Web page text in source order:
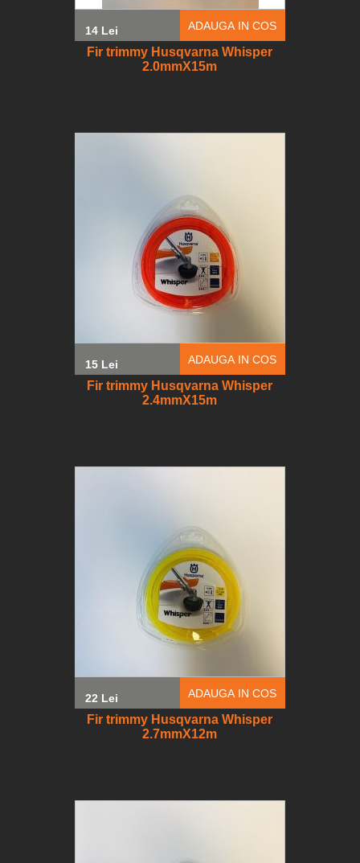
14 Lei ADAUGA IN COS
Fir trimmy Husqvarna Whisper
2.0mmX15m
15 Lei ADAUGA IN COS
Fir trimmy Husqvarna Whisper
2.4mmX15m
22 Lei ADAUGA IN COS
Fir trimmy Husqvarna Whisper
2.7mmX12m